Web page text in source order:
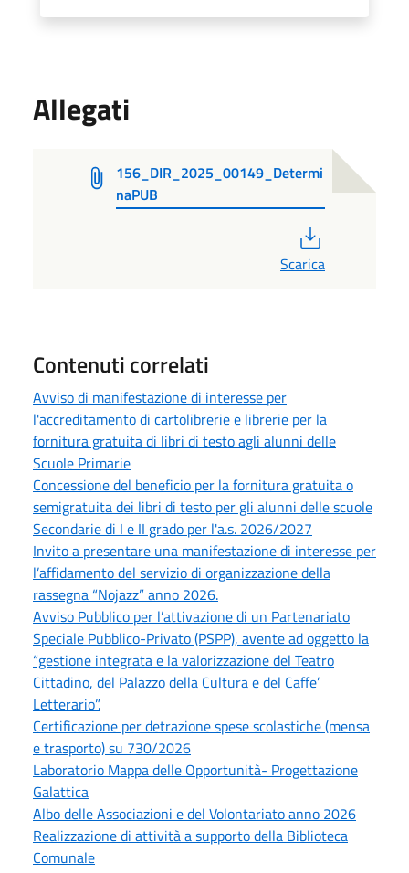
Allegati
156_DIR_2025_00149_Determi
naPUB
Scarica
Contenuti correlati
Avviso di manifestazione di interesse per
l'accreditamento di cartolibrerie e librerie per la
fornitura gratuita di libri di testo agli alunni delle
Scuole Primarie
Concessione del beneficio per la fornitura gratuita o
semigratuita dei libri di testo per gli alunni delle scuole
Secondarie di I e II grado per l'a.s. 2026/2027
Invito a presentare una manifestazione di interesse per
l’affidamento del servizio di organizzazione della
rassegna “Nojazz” anno 2026.
Avviso Pubblico per l’attivazione di un Partenariato
Speciale Pubblico-Privato (PSPP), avente ad oggetto la
“gestione integrata e la valorizzazione del Teatro
Cittadino, del Palazzo della Cultura e del Caffe’
Letterario”.
Certificazione per detrazione spese scolastiche (mensa
e trasporto) su 730/2026
Laboratorio Mappa delle Opportunità- Progettazione
Galattica
Albo delle Associazioni e del Volontariato anno 2026
Realizzazione di attività a supporto della Biblioteca
Comunale